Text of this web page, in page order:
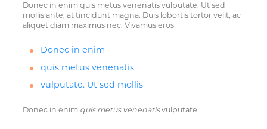
Donec in enim quis metus venenatis vulputate. Ut sed
mollis ante, at tincidunt magna. Duis lobortis tortor velit, ac
aliquet diam maximus nec. Vivamus eros
Donec in enim
quis metus venenatis
vulputate. Ut sed mollis
Donec in enim quis metus venenatisvulputate.